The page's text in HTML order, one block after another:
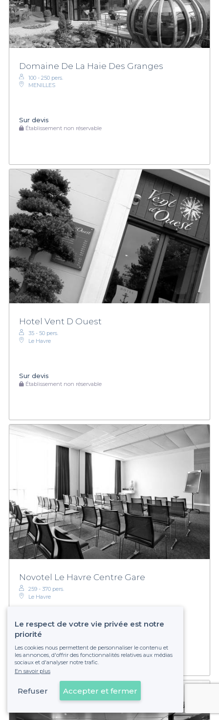
Domaine De La Haie Des Granges
100 - 250 pers.
MENILLES
Sur devis
Établissement non réservable
Hotel Vent D Ouest
35 - 50 pers.
Le Havre
Sur devis
Établissement non réservable
Novotel Le Havre Centre Gare
259 - 370 pers.
Le Havre
Sur devis
Voir sur la carte
Le respect de votre vie privée est notre
priorité
Les cookies nous permettent de personnaliser le contenu et
les annonces, d'offrir des fonctionnalités relatives aux médias
sociaux et d'analyser notre trafic.
En savoir plus
Refuser Accepter et fermer